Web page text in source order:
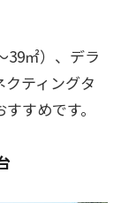
39㎡）、デラ
クティングタ
すめです。